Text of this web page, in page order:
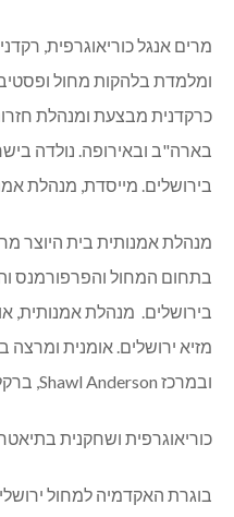
מרים אנגל כוריאוגרפית,
ומלמדת בלהקות מחול
כרקדנית מבצעת ומנהלת
בירושלים. מייסדת, מנהלת
מנהלת אמנותית בית היוצר
בתחום המחול והפרפורמנס
בירושלים. מנהלת אמנותית,
מזיא ירושלים. אומנית ומרצה
ובמרכז Shawl Anderson, ברקלי, קליפורניה.
כוריאוגרפית ושחקנית
בוגרת האקדמיה למחול